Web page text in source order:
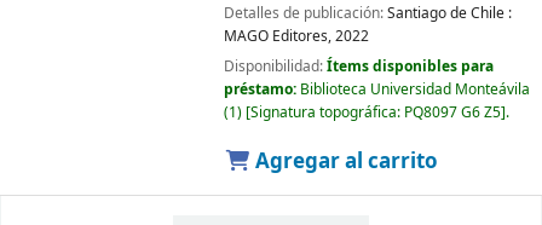
Detalles de publicación:Santiago de Chile :
MAGO Editores,2022
Disponibilidad:Ítems disponibles para
préstamo: Biblioteca Universidad Monteávila
(1) Signatura topográfica: PQ8097 G6 Z5 .
Agregar al carrito